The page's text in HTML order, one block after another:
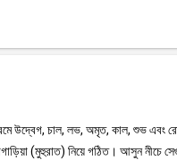
উদ্বেগ, চাল, লভ, অমৃত, কাল, শুভ এবং
(মুহুরাত) নিয়ে গঠিত। আসুন নীচে